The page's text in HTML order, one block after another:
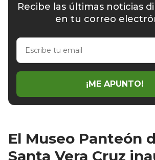
Recibe las últimas noticias
en tu correo
Escribe
email
¡ME APUNTO!
El Museo Panteón
Santa Vera Cruz